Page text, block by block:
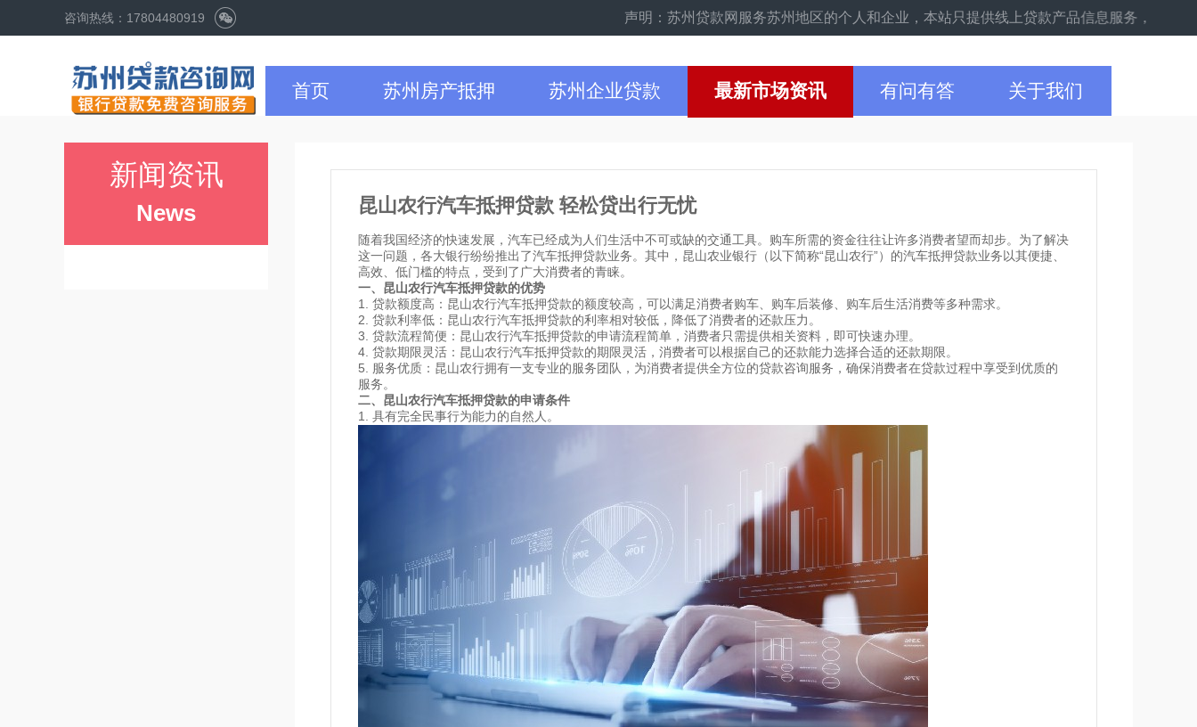
咨询热线：17804480919 声明：苏州贷款网服务苏州地区的个人和企业，本站只提供线上贷款产品信息服务，具体申请
首页 苏州房产抵押 苏州企业贷款 最新市场资讯 有问有答 关于我们
新闻资讯
News 昆山农行汽车抵押贷款 轻松贷出行无忧
随着我国经济的快速发展，汽车已经成为人们生活中不可或缺的交通工具。购车所需的资金往往让许多消费者望而却步。为了解决
这一问题，各大银行纷纷推出了汽车抵押贷款业务。其中，昆山农业银行（以下简称“昆山农行”）的汽车抵押贷款业务以其便捷、
高效、低门槛的特点，受到了广大消费者的青睐。
一、昆山农行汽车抵押贷款的优势
1. 贷款额度高：昆山农行汽车抵押贷款的额度较高，可以满足消费者购车、购车后装修、购车后生活消费等多种需求。
2. 贷款利率低：昆山农行汽车抵押贷款的利率相对较低，降低了消费者的还款压力。
3. 贷款流程简便：昆山农行汽车抵押贷款的申请流程简单，消费者只需提供相关资料，即可快速办理。
4. 贷款期限灵活：昆山农行汽车抵押贷款的期限灵活，消费者可以根据自己的还款能力选择合适的还款期限。
5. 服务优质：昆山农行拥有一支专业的服务团队，为消费者提供全方位的贷款咨询服务，确保消费者在贷款过程中享受到优质的
服务。
二、昆山农行汽车抵押贷款的申请条件
1. 具有完全民事行为能力的自然人。